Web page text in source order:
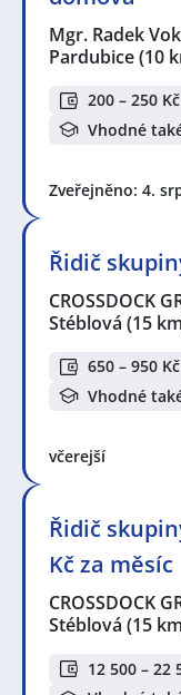
Mgr. Radek
Pardubice(10
200 – 250
Vhodné
Zveřejněno: 4.
Řidič
CROSSDOCK
Stéblová (15
650 – 950
Vhodné
včerejší
Řidič
Kč za měsíc
CROSSDOCK
Stéblová (15
12 500 – 22